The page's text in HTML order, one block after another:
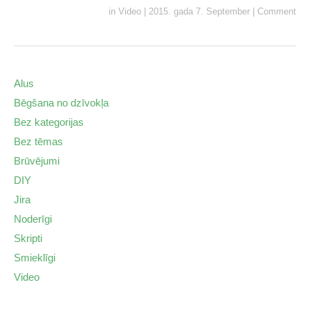
in Video 2015. gada 7. September Comment
Alus
Bēgšana no dzīvokļa
Bez kategorijas
Bez tēmas
Brūvējumi
DIY
Jira
Noderīgi
Skripti
Smieklīgi
Video